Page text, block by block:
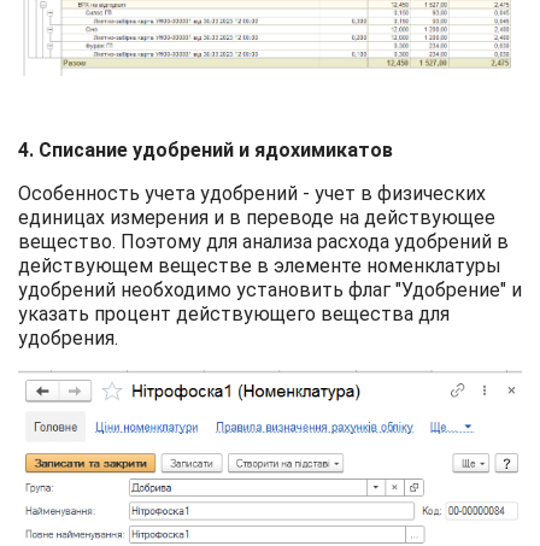
4. Списание удобрений и ядохимикатов
Особенность учета удобрений - учет в физических
единицах измерения и в переводе на действующее
вещество. Поэтому для анализа расхода удобрений в
действующем веществе в элементе номенклатуры
удобрений необходимо установить флаг "Удобрение" и
указать процент действующего вещества для
удобрения.